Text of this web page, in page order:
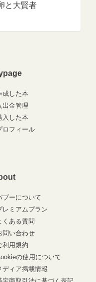
と大賢者
成した本
出金管理
入した本
ロフィール
ブーについて
レミアムプラン
くある質問
問い合わせ
利用規約
の使用について
ディア掲載情報